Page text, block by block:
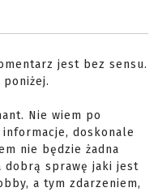
jest bez sensu.
Nie wiem po
doskonale
nie będzie żadna
dobrą sprawę jaki jest
a tym zdarzeniem,